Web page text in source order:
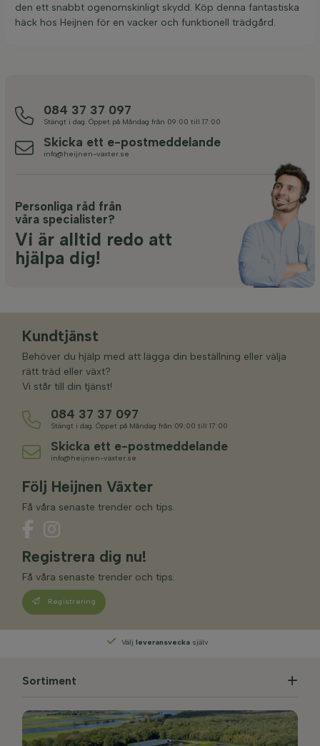
den ett snabbt ogenomskinligt skydd. Köp denna fantastiska
häck hos Heijnen för en vacker och funktionell trädgård.
084 37 37 097
Stängt i dag. Öppet på Måndag från 09:00 till 17:00
Skicka ett e-postmeddelande
info@heijnen-vaxter.se
Personliga råd från
våra specialister?
Vi är alltid redo att
hjälpa dig!
Kundtjänst
Behöver du hjälp med att lägga din beställning eller välja
rätt träd eller växt?
Vi står till din tjänst!
084 37 37 097
Stängt i dag. Öppet på Måndag från 09:00 till 17:00
Skicka ett e-postmeddelande
info@heijnen-vaxter.se
Följ Heijnen Växter
Få våra senaste trender och tips.
Registrera dig nu!
Få våra senaste trender och tips.
Registrering
Välj leveransvecka själv
Sortiment